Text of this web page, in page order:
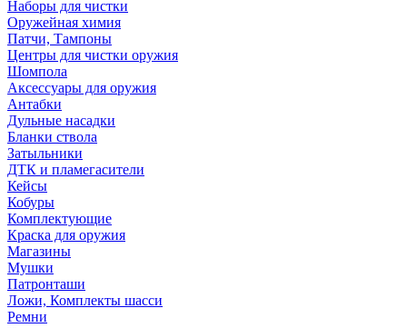
Наборы для чистки
Оружейная химия
Патчи, Тампоны
Центры для чистки оружия
Шомпола
Аксессуары для оружия
Антабки
Дульные насадки
Бланки ствола
Затыльники
ДТК и пламегасители
Кейсы
Кобуры
Комплектующие
Краска для оружия
Магазины
Мушки
Патронташи
Ложи, Комплекты шасси
Ремни